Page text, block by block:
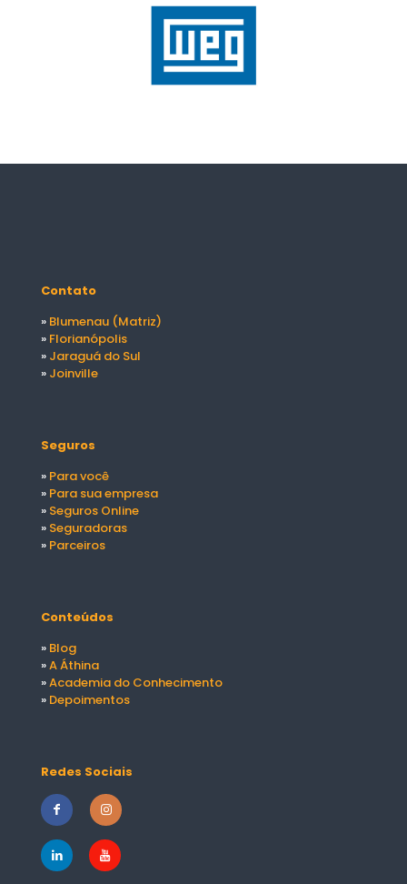
Contato
» Blumenau (Matriz)
» Florianópolis
» Jaraguá do Sul
» Joinville
Seguros
» Para você
» Para sua empresa
» Seguros Online
» Seguradoras
» Parceiros
Conteúdos
» Blog
»A Áthina
»Academia do Conhecimento
» Depoimentos
Redes Sociais